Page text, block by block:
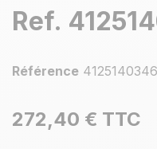
Ref.
Référence
272,40 € TTC